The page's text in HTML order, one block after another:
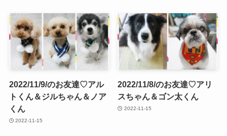
2022/11/9/のお友達♡アル
トくん＆ジルちゃん＆ノア
くん
2022-11-15
2022/11/8/のお友達♡アリ
スちゃん＆ゴン太くん
2022-11-15